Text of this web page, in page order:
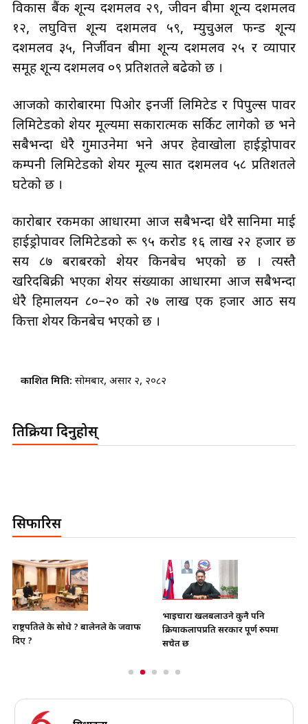
विकास बैंक शून्य दशमलव २९, जीवन बीमा शून्य दशमलव
१२, लघुवित्त शून्य दशमलव ५९, म्युचुअल फन्ड शून्य
दशमलव ३५, निर्जीवन बीमा शून्य दशमलव २५ र व्यापार
समूह शून्य दशमलव ०९ प्रतिशतले बढेको छ ।
आजको कारोबारमा पिओर इनर्जी लिमिटेड र पिपुल्स पावर
लिमिटेडको शेयर मूल्यमा सकारात्मक सर्किट लागेको छ भने
सबैभन्दा धेरै गुमाउनेमा भने अपर हेवाखोला हाईड्रोपावर
कम्पनी लिमिटेडको शेयर मूल्य सात दशमलव ५८ प्रतिशतले
घटेको छ ।
कारोबार रकमका आधारमा आज सबैभन्दा धेरै सानिमा माई
हाईड्रोपावर लिमिटेडको रू ९५ करोड १६ लाख २२ हजार छ
सय ८७ बराबरको शेयर किनबेच भएको छ । त्यस्तै
खरिदबिक्री भएका शेयर संख्याका आधारमा आज सबैभन्दा
धेरै हिमालयन ८०–२० को २७ लाख एक हजार आठ सय
कित्ता शेयर किनबेच भएको छ ।
प्रकाशित मिति: सोमबार, असार २, २०८२
प्रतिक्रिया दिनुहोस्
सिफारिस
राष्ट्रपतिले के सोधे ? बालेनले के जवाफ
दिए ?
भाइचारा खलबलाउने कुनै पनि
क्रियाकलापप्रति सरकार पूर्ण रुपमा
सचेत छ